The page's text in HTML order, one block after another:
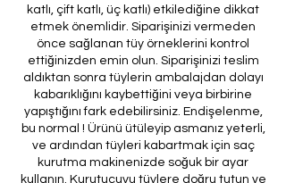
katlı, çift katlı, üç katlı) etkilediğine dikkat
etmek önemlidir. Siparişinizi vermeden
önce sağlanan tüy örneklerini kontrol
ettiğinizden emin olun. Siparişinizi teslim
aldıktan sonra tüylerin ambalajdan dolayı
kabarıklığını kaybettiğini veya birbirine
yapıştığını fark edebilirsiniz. Endişelenme,
bu normal ! Ürünü ütüleyip asmanız yeterli,
ve ardından tüyleri kabartmak için saç
kurutma makinenizde soğuk bir ayar
kullanın. Kurutucuyu tüylere doğru tutun ve